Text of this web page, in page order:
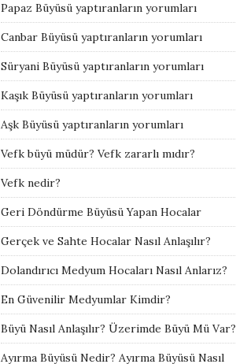
Papaz Büyüsü yaptıranların yorumları
Canbar Büyüsü yaptıranların yorumları
Süryani Büyüsü yaptıranların yorumları
Kaşık Büyüsü yaptıranların yorumları
Aşk Büyüsü yaptıranların yorumları
Vefk büyü müdür? Vefk zararlı mıdır?
Vefk nedir?
Geri Döndürme Büyüsü Yapan Hocalar
Gerçek ve Sahte Hocalar Nasıl Anlaşılır?
Dolandırıcı Medyum Hocaları Nasıl Anlarız?
En Güvenilir Medyumlar Kimdir?
Büyü Nasıl Anlaşılır? Üzerimde Büyü Mü Var?
Ayırma Büyüsü Nedir? Ayırma Büyüsü Nasıl